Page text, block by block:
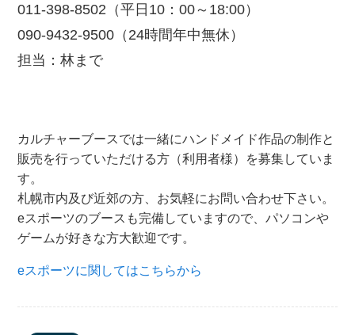
011-398-8502（平日10：00～18:00）
090-9432-9500（24時間年中無休）
担当：林まで
カルチャーブースでは一緒にハンドメイド作品の制作と
販売を行っていただける方（利用者様）を募集していま
す。
札幌市内及び近郊の方、お気軽にお問い合わせ下さい。
eスポーツのブースも完備していますので、パソコンや
ゲームが好きな方大歓迎です。
eスポーツに関してはこちらから